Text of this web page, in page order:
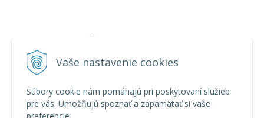
Vaše nastavenie cookies
Súbory cookie nám pomáhajú pri poskytovaní služieb
pre vás. Umožňujú spoznať a zapamätať si vaše
Všetko o nákupe
Možnosti platby a doprava